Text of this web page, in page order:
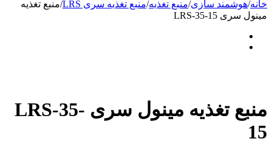
خانه/هوشمند سازی/منبع تغذیه/منبع تغذیه سری LRS /منبع تغذیه
مینول سری LRS-35-15
منبع تغذیه مینول سری LRS-35-
15